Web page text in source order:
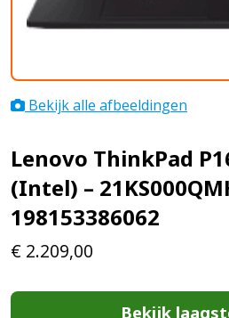
Bekijk alle afbeeldingen
Lenovo ThinkPad
(Intel) –
198153386062
€ 2.209,00
Bekijk